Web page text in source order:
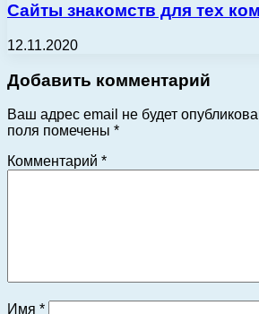
Сайты знакомств для тех
12.11.2020
Добавить комментарий
Ваш адрес email не будет
поля помечены *
Комментарий *
Имя *